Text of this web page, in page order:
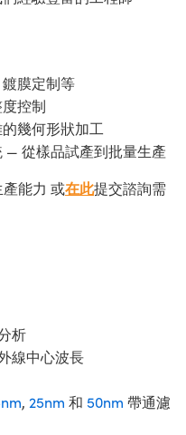
膜定制等
控制
幾何形狀加工
— 從樣品試產到批量生產
能力 或在此提交諮詢需
析
線中心波長
, 25nm 和 50nm 帶通濾